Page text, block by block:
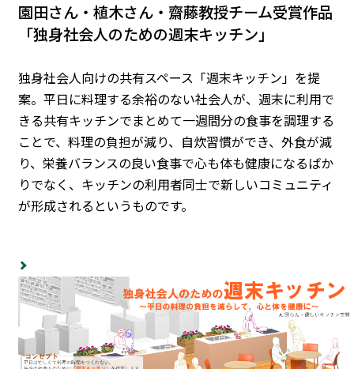
園田さん・植木さん・齋藤教授チーム受賞作品
「独身社会人のための週末キッチン」
独身社会人向けの共有スペース「週末キッチン」を提
案。平日に料理する余裕のない社会人が、週末に利用で
きる共有キッチンでまとめて一週間分の食事を調理する
ことで、料理の負担が減り、自炊習慣ができ、外食が減
り、栄養バランスの良い食事で心も体も健康になるばか
りでなく、キッチンの利用者同士で新しいコミュニティ
が形成されるというものです。